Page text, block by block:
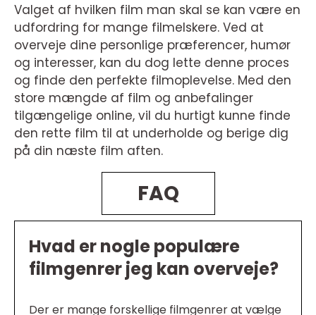
Valget af hvilken film man skal se kan være en
udfordring for mange filmelskere. Ved at
overveje dine personlige præferencer, humør
og interesser, kan du dog lette denne proces
og finde den perfekte filmoplevelse. Med den
store mængde af film og anbefalinger
tilgængelige online, vil du hurtigt kunne finde
den rette film til at underholde og berige dig
på din næste film aften.
FAQ
Hvad er nogle populære
filmgenrer jeg kan overveje?
Der er mange forskellige filmgenrer at vælge